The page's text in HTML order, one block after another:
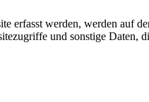
erfasst werden, werden auf
und sonstige Daten,